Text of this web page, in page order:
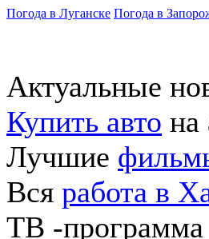
Погода в Луганске Погода в
Актуальные
Купить авто на
Лучшие
Вся работа в
ТВ -программа